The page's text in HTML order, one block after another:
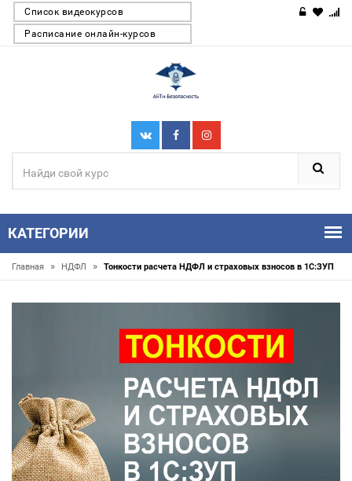
Список видеокурсов
Расписание онлайн-курсов
КАТЕГОРИИ
Главная » НДФЛ » Тонкости расчета НДФЛ и страховых взносов в 1С:ЗУП